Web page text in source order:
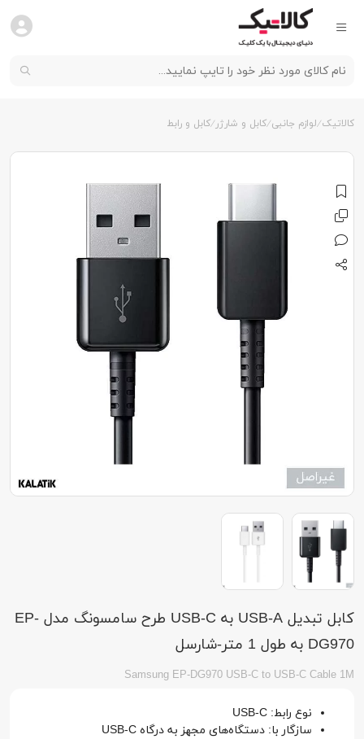
کالاتیک لوازم جانبی کابل و شارژر کابل و رابط
کابل تبدیل USB-A به USB-C طرح سامسونگ مدل EP-
DG970 به طول 1 متر-شارسل
Samsung EP-DG970 USB-C to USB-C Cable 1‌M
نوع رابط: USB-C
سازگار با: دستگاه‌های مجهز به درگاه USB-C